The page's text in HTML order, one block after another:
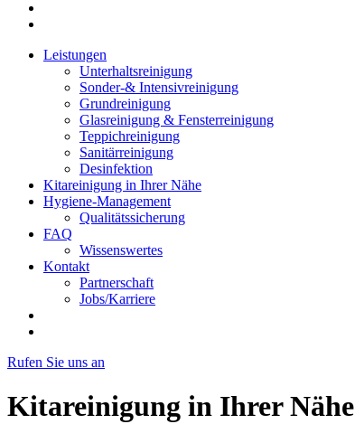
Leistungen
Unterhaltsreinigung
Sonder-& Intensivreinigung
Grundreinigung
Glasreinigung & Fensterreinigung
Teppichreinigung
Sanitärreinigung
Desinfektion
Kitareinigung in Ihrer Nähe
Hygiene-Management
Qualitätssicherung
FAQ
Wissenswertes
Kontakt
Partnerschaft
Jobs/Karriere
Rufen Sie uns an
Kitareinigung in Ihrer Nähe